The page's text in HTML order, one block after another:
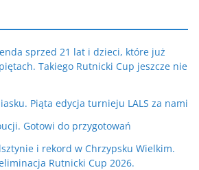
sprzed 21 lat i dzieci, które już
Takiego Rutnicki Cup jeszcze nie
Piąta edycja turnieju LALS za nami
Gotowi do przygotowań
i rekord w Chrzypsku Wielkim.
Rutnicki Cup 2026.